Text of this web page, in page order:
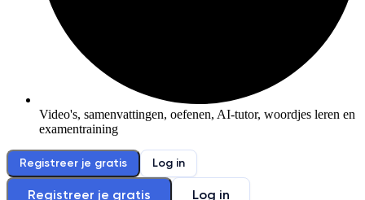
Video's, samenvattingen, oefenen, AI-tutor, woordjes leren en
examentraining
Registreer je gratis Log in
Registreer je gratis Log in